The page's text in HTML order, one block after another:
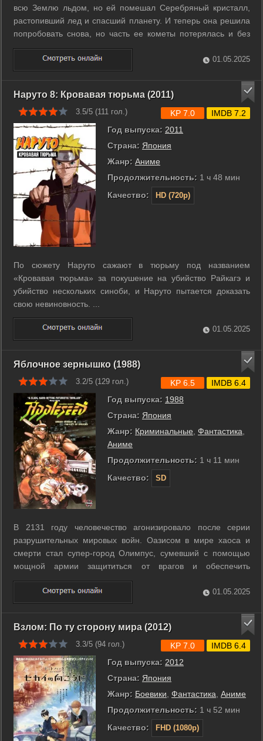
всю Землю льдом, но ей помешал Серебряный кристалл,
растопивший лед и спасший планету. И теперь она решила
попробовать снова, но часть ее кометы потерялась и без
нее ничего не получится, поэтому принцесса разослала
своих подданных, снежных танцоров, найти потерянную
часть. Молодой астроном ...
01.05.2025
Наруто 8: Кровавая тюрьма (2011)
3.5/5 (111 гол.)
Год выпуска: 2011
Страна: Япония
Жанр: Аниме
Продолжительность: 1 ч 48 мин
Качество:
HD (720p)
KP 7.0 IMDB 7.2
По сюжету Наруто сажают в тюрьму под названием
«Кровавая тюрьма» за покушение на убийство Райкагэ и
убийство нескольких синоби, и Наруто пытается доказать
свою невиновность. ...
01.05.2025
Яблочное зернышко (1988)
3.2/5 (129 гол.)
Год выпуска: 1988
Страна: Япония
Жанр: Криминальные Фантастика
Аниме
Продолжительность: 1 ч 11 мин
Качество:
SD
KP 6.5 IMDB 6.4
В 2131 году человечество агонизировало после серии
разрушительных мировых войн. Оазисом в мире хаоса и
смерти стал супер-город Олимпус, сумевший с помощью
мощной армии защититься от врагов и обеспечить
горожанам экономическое процветание. Достигнуто это
было за счёт создания новой расы клонированных людей,
названных биороидами. Это не простые ...
01.05.2025
Взлом: По ту сторону мира (2012)
3.3/5 (94 гол.)
Год выпуска: 2012
Страна: Япония
Жанр: Боевики, Фантастика, Аниме
Продолжительность: 1 ч 52 мин
Качество:
FHD (1080p)
KP 7.0 IMDB 6.4